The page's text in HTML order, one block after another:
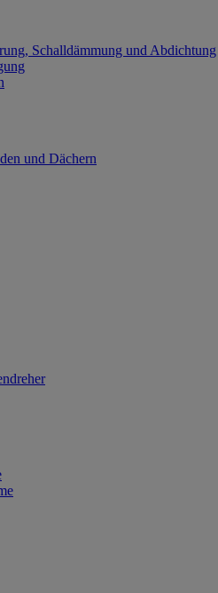
Schalldämmung und Abdichtung
und Dächern